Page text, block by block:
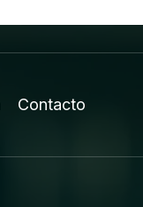
Contacto